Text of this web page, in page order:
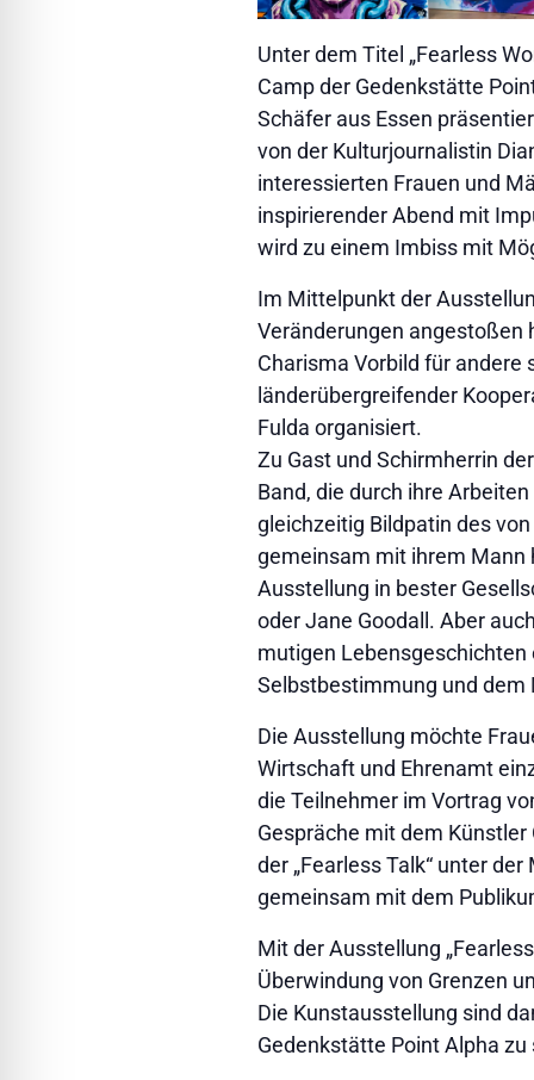
Unter dem Titel „Fearless
Camp der Gedenkstätte
Schäfer aus Essen
von der Kulturjournalistin
interessierten Frauen und
inspirierender Abend mit
wird zu einem Imbiss mit
Im Mittelpunkt der
Veränderungen angestoßen
Charisma Vorbild für andere
länderübergreifender
Fulda organisiert.
Zu Gast und Schirmherrin
Band, die durch ihre
gleichzeitig Bildpatin des
gemeinsam mit ihrem Mann
Ausstellung in bester
oder Jane Goodall. Aber
mutigen Lebensgeschichten
Selbstbestimmung und dem
Die Ausstellung möchte
Wirtschaft und Ehrenamt
die Teilnehmer im Vortrag
Gespräche mit dem Künstler
der „Fearless Talk“ unter
gemeinsam mit dem
Mit der Ausstellung
Überwindung von Grenzen
Die Kunstausstellung sind
Gedenkstätte Point Alpha